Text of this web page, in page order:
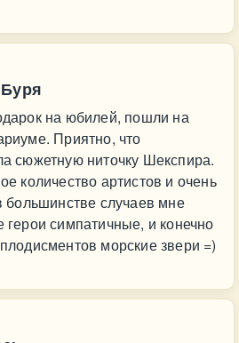
на юбилей, пошли на
Приятно, что
сюжетную ниточку Шекспира.
количество артистов и очень
большинстве случаев мне
симпатичные, и конечно
морские звери =)